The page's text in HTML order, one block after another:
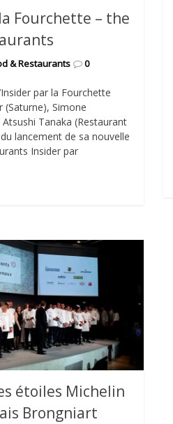
Fourchette – the
& Restaurants 0
par la Fourchette
(Saturne), Simone
Tanaka (Restaurant
lancement de sa nouvelle
Insider par
étoiles Michelin
Brongniart